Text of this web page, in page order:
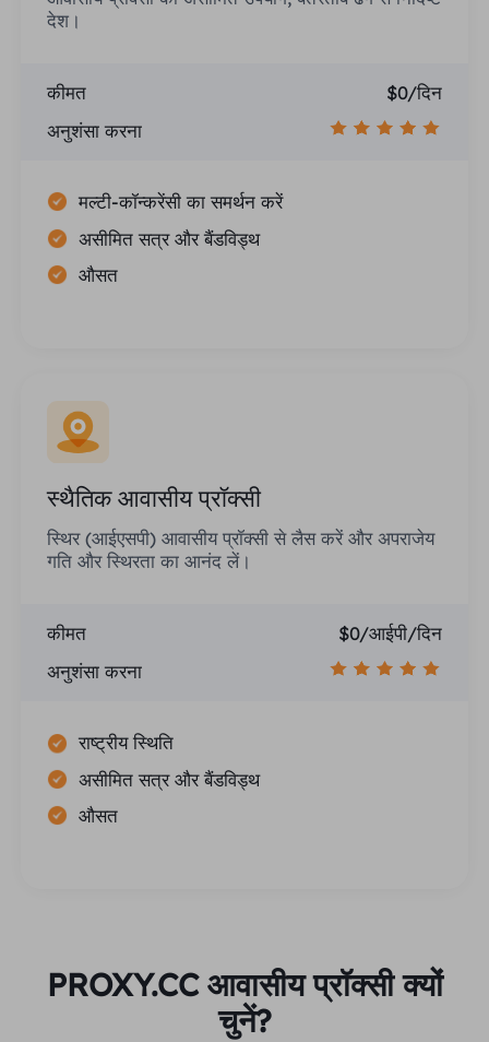
देश।
कीमत
$0/दिन
अनुशंसा करना
मल्टी-कॉन्करेंसी का समर्थन करें
असीमित सत्र और बैंडविड्थ
औसत
स्थैतिक आवासीय प्रॉक्सी
स्थिर (आईएसपी) आवासीय प्रॉक्सी से लैस करें और अपराजेय
गति और स्थिरता का आनंद लें।
कीमत
$0/आईपी/दिन
अनुशंसा करना
राष्ट्रीय स्थिति
असीमित सत्र और बैंडविड्थ
औसत
PROXY.CC आवासीय प्रॉक्सी क्यों
चुनें?